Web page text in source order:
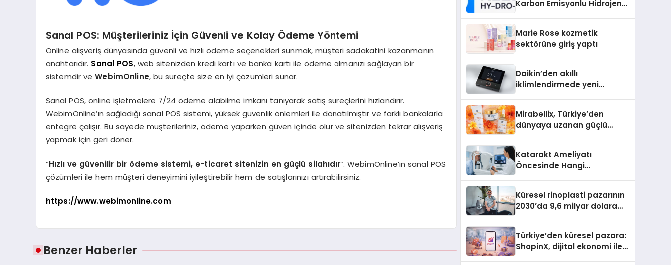
Sanal POS: Müşterileriniz İçin Güvenli ve Kolay Ödeme Yöntemi
Online alışveriş dünyasında güvenli ve hızlı ödeme seçenekleri sunmak, müşteri sadakatini kazanmanın
anahtarıdır. Sanal POS, web sitenizden kredi kartı ve banka kartı ile ödeme almanızı sağlayan bir
sistemdir veWebimOnline, bu süreçte size en iyi çözümleri sunar.
Sanal POS, online işletmelere 7/24 ödeme alabilme imkanı tanıyarak satış süreçlerini hızlandırır.
WebimOnline’ın sağladığı sanal POS sistemi, yüksek güvenlik önlemleri ile donatılmıştır ve farklı bankalarla
entegre çalışır. Bu sayede müşterileriniz, ödeme yaparken güven içinde olur ve sitenizden tekrar alışveriş
yapmak için geri döner.
“Hızlı ve güvenilir bir ödeme sistemi, e-ticaret sitenizin en güçlü silahıdır”. WebimOnline’ın sanal POS
çözümleri ile hem müşteri deneyimini iyileştirebilir hem de satışlarınızı artırabilirsiniz.
https://www.webimonline.com
Benzer Haberler
Karbon Emisyonlu Hidrojen
Aldı
Marie Rose kozmetik
sektörüne giriş yaptı
Daikin’den akıllı
iklimlendirmede yeni
Mirabellix, Türkiye’den
dünyaya uzanan güçlü
Katarakt Ameliyatı
Öncesinde Hangi
Küresel rinoplasti pazarının
2030’da 9,6 milyar dolara
Türkiye’den küresel pazara:
ShopinX, dijital ekonomi ile